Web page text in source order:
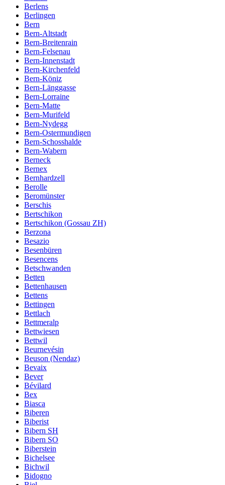
Berlens
Berlingen
Bern
Bern-Altstadt
Bern-Breitenrain
Bern-Felsenau
Bern-Innenstadt
Bern-Kirchenfeld
Bern-Köniz
Bern-Länggasse
Bern-Lorraine
Bern-Matte
Bern-Murifeld
Bern-Nydegg
Bern-Ostermundigen
Bern-Schosshalde
Bern-Wabern
Berneck
Bernex
Bernhardzell
Berolle
Beromünster
Berschis
Bertschikon
Bertschikon (Gossau ZH)
Berzona
Besazio
Besenbüren
Besencens
Betschwanden
Betten
Bettenhausen
Bettens
Bettingen
Bettlach
Bettmeralp
Bettwiesen
Bettwil
Beurnevésin
Beuson (Nendaz)
Bevaix
Bever
Bévilard
Bex
Biasca
Biberen
Biberist
Bibern SH
Bibern SO
Biberstein
Bichelsee
Bichwil
Bidogno